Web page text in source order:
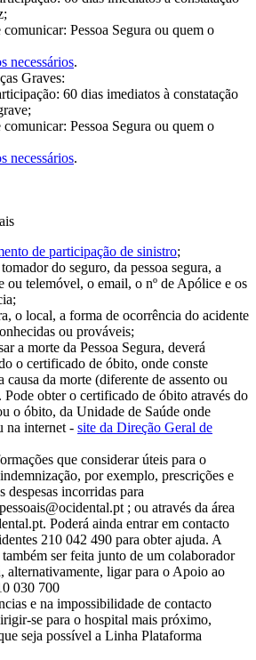
Pessoa Segura ou quem o
necessários.
Graves:
60 dias imediatos à constatação
Pessoa Segura ou quem o
necessários.
de participação de sinistro;​
do seguro, da pessoa segura, a
ou telemóvel, o email, o nº de Apólice e os
o local, a forma de ocorrência do acidente
ou prováveis;​​
a morte da Pessoa Segura, deverá
o certificado de óbito, onde conste
causa da morte (diferente de assento ou
obter o certificado de óbito através do
o óbito, da Unidade de Saúde onde
na internet - site da Direção Geral de
que considerar úteis para o
por exemplo, prescrições e
despesas incorridas para
; ou através da área
Poderá ainda entrar em contacto
210 042 490 para obter ajuda. A
ser feita junto de um colaborador
alternativamente, ligar para o Apoio ao
030 700
e na impossibilidade de contacto
se para o hospital mais próximo,
seja possível a Linha Plataforma